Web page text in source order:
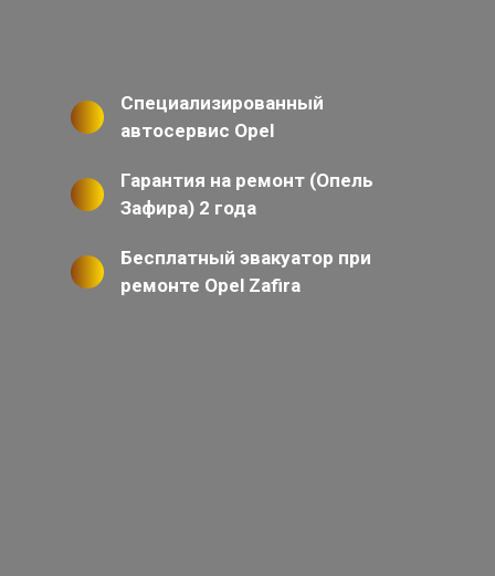
Специализированный
автосервис Opel
Гарантия на ремонт (Опель
Зафира) 2 года
Бесплатный эвакуатор при
ремонте Opel Zafira